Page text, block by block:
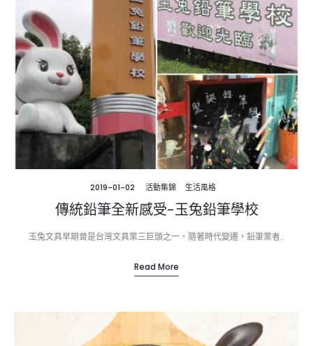
2019-01-02 活動集錦 生活風格
傳統鉛筆全新感受-玉兔鉛筆學校
玉兔文具早期曾是台灣文具業三巨頭之一，隨著時代變遷，鉛筆業者…
Read More